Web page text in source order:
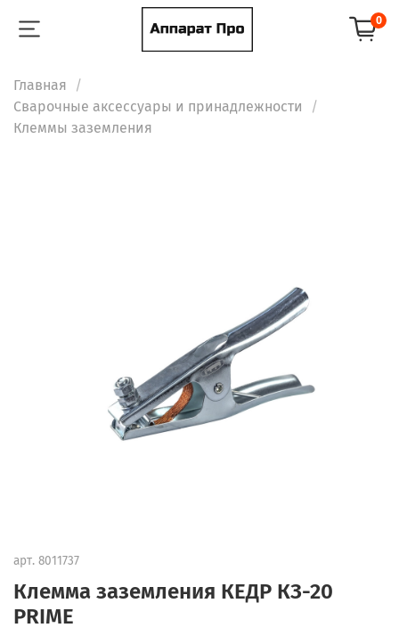
0
Главная
Сварочные аксессуары и принадлежности
Клеммы заземления
арт. 8011737
Клемма заземления КЕДР КЗ-20
PRIME